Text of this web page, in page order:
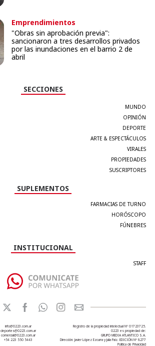
Emprendimientos
"Obras sin aprobación previa":
sancionaron a tres desarrollos privados
por las inundaciones en el barrio 2 de
abril
SECCIONES
MUNDO
OPINIÓN
DEPORTE
ARTE & ESPECTÁCULOS
VIRALES
PROPIEDADES
SUSCRIPTORES
SUPLEMENTOS
FARMACIAS DE TURNO
HORÓSCOPO
FÚNEBRES
INSTITUCIONAL
STAFF
info@0223.com.ar
deportes@0223.com.ar
comercial@0223.com.ar
+54 223 550 5443
Registro de la propiedad intelectual Nº 01723725.
0223 es propiedad de:
GRUPO MEDIA ATLANTICO S.A.
Dirección: Javier López Ezcurra y Julia Paiz. EDICIÓN Nº 8277
Política de Privacidad